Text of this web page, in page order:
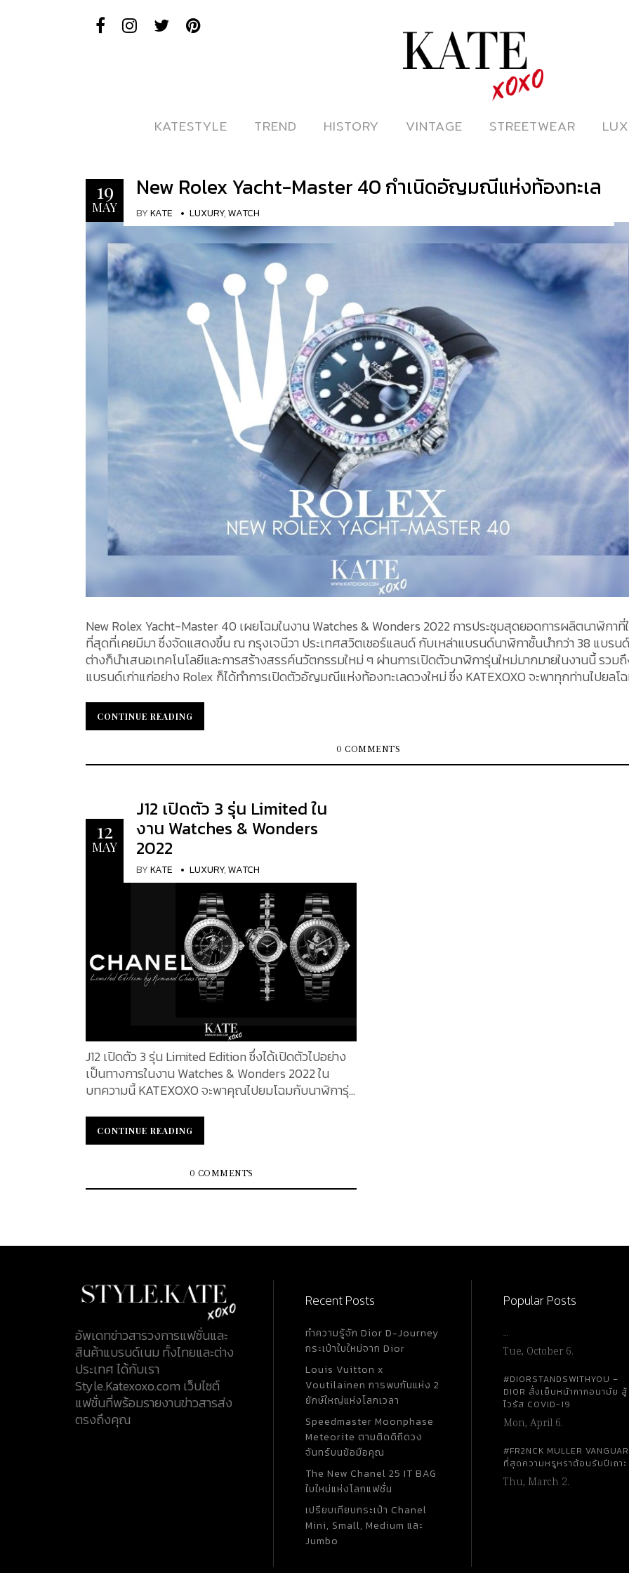
ดูหนังออนไลน์
KATESTYLE
KATESTYLE TREND
TREND HISTORY
HISTORY VINTAGE
VINTAGE STREETWEAR
STREETWEAR
19
MAY
New Rolex Yacht-Master 40 กำเนิดอัญมณีแห่งท้องทะเล
BYKATE LUXURY,WATCH
New Rolex Yacht-Master 40 เผยโฉมในงาน Watches & Wonders 2022 การประชุมสุดยอดการผลิตนาฬิกา
ที่สุดที่เคยมีมา ซึ่งจัดแสดงขึ้น ณ กรุงเจนีวา ประเทศสวิตเซอร์แลนด์ กับเหล่าแบรนด์นาฬิกาชั้นนำกว่า 38 แบรน
ต่างก็นำเสนอเทคโนโลยีและการสร้างสรรค์นวัตกรรมใหม่ ๆ ผ่านการเปิดตัวนาฬิการุ่นใหม่มากมายในงานนี้ รวม
แบรนด์เก่าแก่อย่าง Rolex ก็ได้ทำการเปิดตัวอัญมณีแห่งท้องทะเลดวงใหม่ ซึ่ง KATEXOXO จะพาทุกท่านไปยลโ
ออกแบบมาโดยเฉพาะสำหรับนักเดินเรือ โดยแสดงให้เห็นจากขอบหน้าปัดที่หมุนได้สองทิศทาง เช่นเดียวกับรุ่น
Everose ในช่วงสามทศวรรษที่ผ่านมา คอลเล็กชั่นมีการพัฒนาอย่างต่อเนื่อง ด้วยการตีความใหม่และเพิ่มเติมเรื่อง
ความหรูหรา แต่ยังคงไว้ซึ่งความคลาสสิกที่ได้รับการสืบทอดมา ในปี 2022 นี้แบรนด์นาฬิกาสัญชาติสวิส อย่าง
ROLEX ได้ทำการเปิดตัว Yacht-Master 40 ประดับด้วยอัญมณีอันงดงาม ที่งาน Watch and Wonders 2022 ก
จากแพลตตินั่ม 950 มาพร้อมกับหน้าปัดสีฟ้าอ่อนและขอบหน้าปัดแบบร่อง ที่ทำจากทองคำขาว 18 กะรัต ซึ่งถือเป็น
แรกสำหรับรุ่น Rolex Yacht-Master Collection ภายใต้รหัส Ref. 126679...
CONTINUE READING
CONTINUE READING
0 COMMENTS
12
MAY
J12 เปิดตัว 3 รุ่น Limited ใน
งาน Watches & Wonders
2022
BYKATE LUXURY,WATCH
J12 เปิดตัว 3 รุ่น Limited Edition ซึ่งได้เปิดตัวไปอย่าง
เป็นทางการในงาน Watches & Wonders 2022 ใน
บทความนี้ KATEXOXO จะพาคุณไปยมโฉมกับนาฬิการุ่น
มิกแห่งศตวรรษที่ 21 จากแบรนด์ Chanel อันได้รับแรง
บันดาลใจมาจาก Cruise La Pausa 2018 Collection
เป็นที่รัก โดยแต่ละรุ่น จำกัดจำนวนการผลิตเพียงแค่ 55
เรือนเท่านั้น แต่ละรุ่นจะมีความพิเศษอย่างไรนั้น ติดตาม
CONTINUE READING
CONTINUE READING
0 COMMENTS
อัพเดทข่าวสารวงการแฟชั่นและ
สินค้าแบรนด์เนม ทั้งไทยและต่าง
ประเทศ ได้กับเรา
Style.Katexoxo.com เว็บไซต์
แฟชั่นที่พร้อมรายงานข่าวสารส่ง
ตรงถึงคุณ
Recent Posts
ทำความรู้จัก Dior D-Journey
กระเป๋าใบใหม่จาก Dior
Louis Vuitton x
Voutilainen การพบกันแห่ง 2
ยักษ์ใหญ่แห่งโลกเวลา
Speedmaster Moonphase
Meteorite ตามติดดิถีดวง
จันทร์บนข้อมือคุณ
The New Chanel 25 IT BAG
ใบใหม่แห่งโลกแฟชั่น
เปรียบเทียบกระเป๋า Chanel
Mini, Small, Medium และ
Jumbo
Popular Posts
…
Tue, October 6.
#DIORSTANDSWITHYOU –
DIOR สั่งเย็บหน้ากากอนามัย สู้
ไวรัส COVID-19
Mon, April 6.
#FR2NCK MULLER
ที่สุดความหรูหราต้อนรับปีเถาะ
Thu, March 2.